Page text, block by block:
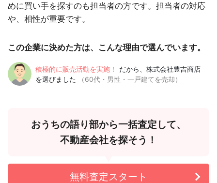
めに買い手を探すのも担当者の方です。担当者の対応
や、相性が重要です。
この企業に決めた方は、こんな理由で選んでいます。
積極的に販売活動を実施！
だから、株式会社豊吉商店
を選びました
（60代・男性・一戸建てを売却）
おうちの語り部から一括査定して、
不動産会社を探そう！
無料査定スタート